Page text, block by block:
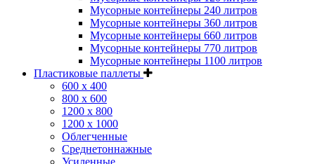
Мусорные контейнеры 240 литров
Мусорные контейнеры 360 литров
Мусорные контейнеры 660 литров
Мусорные контейнеры 770 литров
Мусорные контейнеры 1100 литров
Пластиковые паллеты
600 х 400
800 х 600
1200 х 800
1200 х 1000
Облегченные
Среднетоннажные
Усиленные